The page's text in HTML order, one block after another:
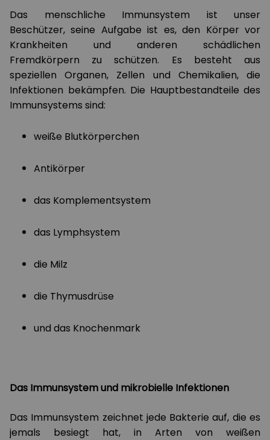
Das menschliche Immunsystem ist unser
Beschützer, seine Aufgabe ist es, den Körper vor
Krankheiten und anderen schädlichen
Fremdkörpern zu schützen. Es besteht aus
speziellen Organen, Zellen und Chemikalien, die
Infektionen bekämpfen. Die Hauptbestandteile des
Immunsystems sind:
weiße Blutkörperchen
Antikörper
das Komplementsystem
das Lymphsystem
die Milz
die Thymusdrüse
und das Knochenmark
Das Immunsystem und mikrobielle Infektionen
Das Immunsystem zeichnet jede Bakterie auf, die es
jemals besiegt hat, in Arten von weißen